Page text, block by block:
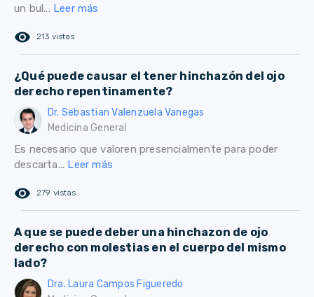
un bul... Leer más
remove_red_eye 213 vistas
¿Qué puede causar el tener hinchazón del ojo
derecho repentinamente?
Dr. Sebastian Valenzuela Vanegas
Medicina General
Es necesario que valoren presencialmente para poder
descarta... Leer más
remove_red_eye 279 vistas
A que se puede deber una hinchazon de ojo
derecho con molestias en el cuerpo del mismo
lado?
Dra. Laura Campos Figueredo